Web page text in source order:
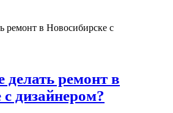
ремонт в
дизайнером?